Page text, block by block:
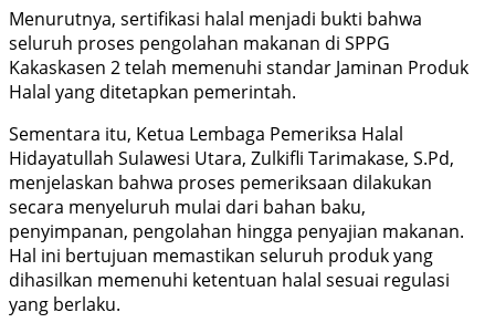
Menurutnya, sertifikasi halal menjadi bukti bahwa
seluruh proses pengolahan makanan di SPPG
Kakaskasen 2 telah memenuhi standar Jaminan Produk
Halal yang ditetapkan pemerintah.
Sementara itu, Ketua Lembaga Pemeriksa Halal
Hidayatullah Sulawesi Utara, Zulkifli Tarimakase, S.Pd,
menjelaskan bahwa proses pemeriksaan dilakukan
secara menyeluruh mulai dari bahan baku,
penyimpanan, pengolahan hingga penyajian makanan.
Hal ini bertujuan memastikan seluruh produk yang
dihasilkan memenuhi ketentuan halal sesuai regulasi
yang berlaku.